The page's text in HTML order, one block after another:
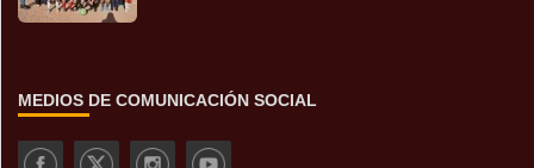
MEDIOS DE COMUNICACIÓN SOCIAL